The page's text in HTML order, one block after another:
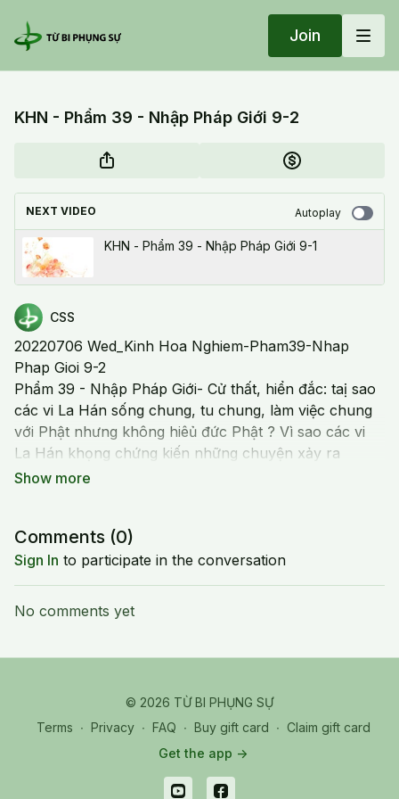
Join
KHN - Phẩm 39 - Nhập Pháp Giới 9-2
NEXT VIDEO Autoplay
KHN - Phẩm 39 - Nhập Pháp Giới 9-1
CSS
20220706 Wed_Kinh Hoa Nghiem-Pham39-Nhap
Phap Gioi 9-2
Phẩm 39 - Nhập Pháp Giới- Cử thất, hiển đắc: taị sao
các vi La Hán sống chung, tu chung, làm việc chung
với Phật nhưng không hiêủ đức Phật ? Vì sao các vi
La Hán khọng chứng kiến những chuyện xảy ra
quang Phât? Thế nào là Không cầu giaỉ thoát cho
Comments (0)
Sign In to participate in the conversation
No comments yet
© 2026 TỪ BI PHỤNG SỰ
Terms ∙ Privacy ∙ FAQ ∙ Buy gift card ∙ Claim gift card
Get the app ->